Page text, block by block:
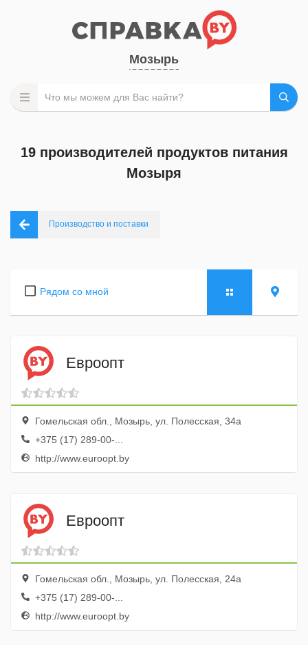
Мозырь
19 производителей продуктов питания
Мозыря
Производство и поставки
Рядом со мной
Евроопт
Гомельская обл., Мозырь, ул. Полесская, 34а
+375 (17) 289-00-...
http://www.euroopt.by
Евроопт
Гомельская обл., Мозырь, ул. Полесская, 24а
+375 (17) 289-00-...
http://www.euroopt.by